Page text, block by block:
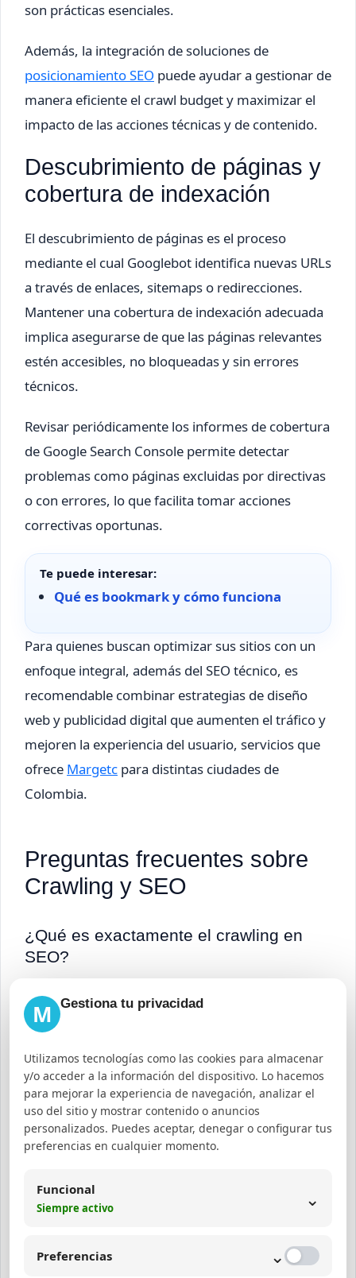
son prácticas esenciales.
Además, la integración de soluciones de
posicionamiento SEO puede ayudar a gestionar de
manera eficiente el crawl budget y maximizar el
impacto de las acciones técnicas y de contenido.
Descubrimiento de páginas y
cobertura de indexación
El descubrimiento de páginas es el proceso
mediante el cual Googlebot identifica nuevas URLs
a través de enlaces, sitemaps o redirecciones.
Mantener una cobertura de indexación adecuada
implica asegurarse de que las páginas relevantes
estén accesibles, no bloqueadas y sin errores
técnicos.
Revisar periódicamente los informes de cobertura
de Google Search Console permite detectar
problemas como páginas excluidas por directivas
o con errores, lo que facilita tomar acciones
correctivas oportunas.
Te puede interesar:
Qué es bookmark y cómo funciona
Para quienes buscan optimizar sus sitios con un
enfoque integral, además del SEO técnico, es
recomendable combinar estrategias de diseño
web y publicidad digital que aumenten el tráfico y
mejoren la experiencia del usuario, servicios que
ofrece Margetc para distintas ciudades de
Colombia.
Preguntas frecuentes sobre
Crawling y SEO
¿Qué es exactamente el crawling en
SEO?
El crawling es el proceso mediante el cual los
motores de búsqueda envían bots para explorar y
indexación y aparición en los resultados de
búsqueda.
¿Cómo afecta el presupuesto de rastreo
al posicionamiento?
El presupuesto de rastreo determina cuántas
páginas y con qué frecuencia Googlebot visita un
sitio. Un presupuesto mal gestionado puede hacer
que páginas importantes no se indexen o que el
M Gestiona tu privacidad
Utilizamos tecnologías como las cookies para almacenar
y/o acceder a la información del dispositivo. Lo hacemos
para mejorar la experiencia de navegación, analizar el
uso del sitio y mostrar contenido o anuncios
personalizados. Puedes aceptar, denegar o configurar tus
preferencias en cualquier momento.
Funcional
Siempre activo ⌄
Preferencias ⌄